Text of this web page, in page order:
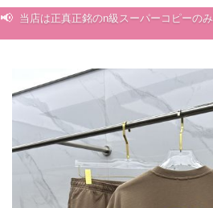
ユ
ザ
グ
ン
ー
お
yoyocopys@gmail.com
📢 当店は正真正銘のn級スーパーコピーの
2026春の新作続々更新中！期間中のご
新作入荷！ルイ・ヴィトンスーパーコ